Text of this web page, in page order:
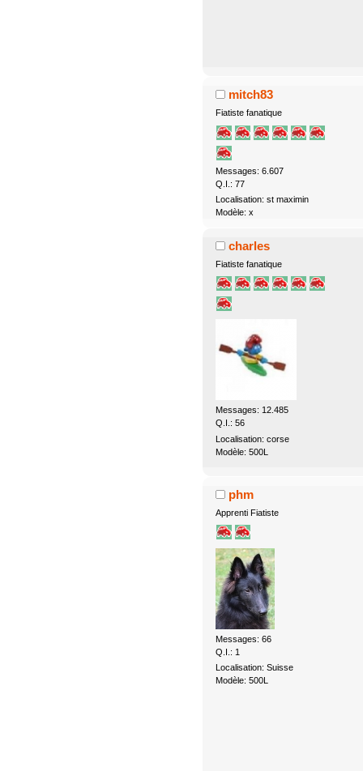
mitch83
Fiatiste fanatique
Messages: 6.607
Q.I.: 77
Localisation: st maximin
Modèle: x
charles
Fiatiste fanatique
Messages: 12.485
Q.I.: 56
Localisation: corse
Modèle: 500L
phm
Apprenti Fiatiste
Messages: 66
Q.I.: 1
Localisation: Suisse
Modèle: 500L